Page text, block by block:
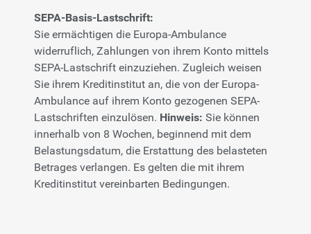
SEPA-Basis-Lastschrift:
Sie ermächtigen die Europa-Ambulance
widerruflich, Zahlungen von ihrem Konto mittels
SEPA-Lastschrift einzuziehen. Zugleich weisen
Sie ihrem Kreditinstitut an, die von der Europa-
Ambulance auf ihrem Konto gezogenen SEPA-
Lastschriften einzulösen. Hinweis: Sie können
innerhalb von 8 Wochen, beginnend mit dem
Belastungsdatum, die Erstattung des belasteten
Betrages verlangen. Es gelten die mit ihrem
Kreditinstitut vereinbarten Bedingungen.